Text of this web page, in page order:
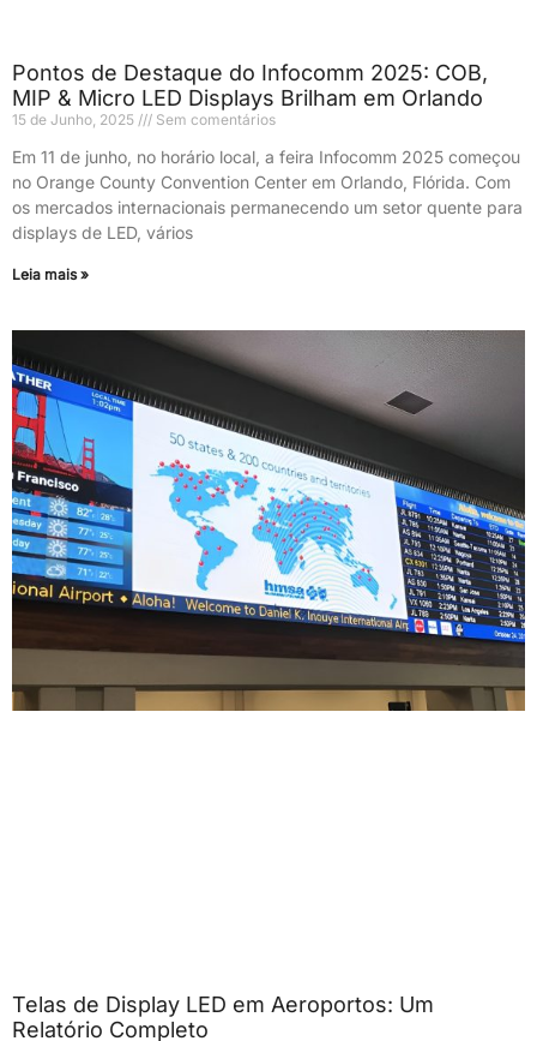
Pontos de Destaque do Infocomm 2025: COB,
MIP & Micro LED Displays Brilham em Orlando
15 de Junho, 2025 Sem comentários
Em 11 de junho, no horário local, a feira Infocomm 2025 começou
no Orange County Convention Center em Orlando, Flórida. Com
os mercados internacionais permanecendo um setor quente para
displays de LED, vários
Leia mais »
Telas de Display LED em Aeroportos: Um
Relatório Completo